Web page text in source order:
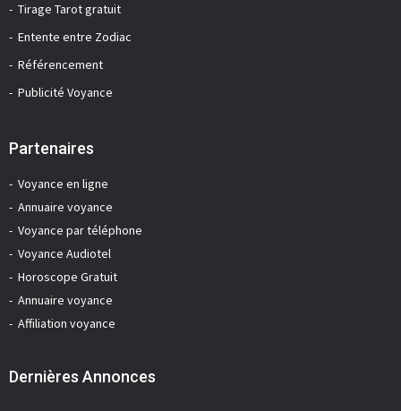
Tirage Tarot gratuit
Entente entre Zodiac
Référencement
Publicité Voyance
Partenaires
Voyance en ligne
Annuaire voyance
Voyance par téléphone
Voyance Audiotel
Horoscope Gratuit
Annuaire voyance
Affiliation voyance
Dernières Annonces